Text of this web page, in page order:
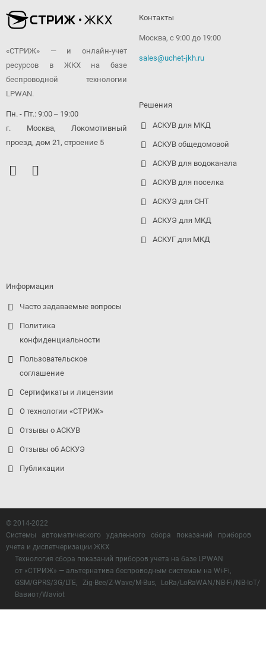
«СТРИЖ» — и онлайн-учет
ресурсов в ЖКХ на базе
беспроводной технологии
LPWAN.
Пн. - Пт.: 9:00 ‒ 19:00
г. Москва, Локомотивный
проезд, дом 21, строение 5
Контакты
Москва, с 9:00 до 19:00
sales@uchet-jkh.ru
Решения
АСКУВ для МКД
АСКУВ общедомовой
АСКУВ для водоканала
АСКУВ для поселка
АСКУЭ для СНТ
АСКУЭ для МКД
АСКУГ для МКД
Информация
Часто задаваемые вопросы
Политика
конфиденциальности
Пользовательское
соглашение
Сертификаты и лицензии
О технологии «СТРИЖ»
Отзывы о АСКУВ
Отзывы об АСКУЭ
Публикации
© 2014-2022
Системы автоматического удаленного сбора показаний приборов
учета и диспетчеризации ЖКХ
Технология сбора показаний приборов учета на базе LPWAN
от «СТРИЖ» — альтернатива беспроводным системам на Wi-Fi,
GSM/GPRS/3G/LTE, Zig-Bee/Z-Wave/M-Bus, LoRa/LoRaWAN/NB-Fi/NB-IoT/
Вавиот/Waviot